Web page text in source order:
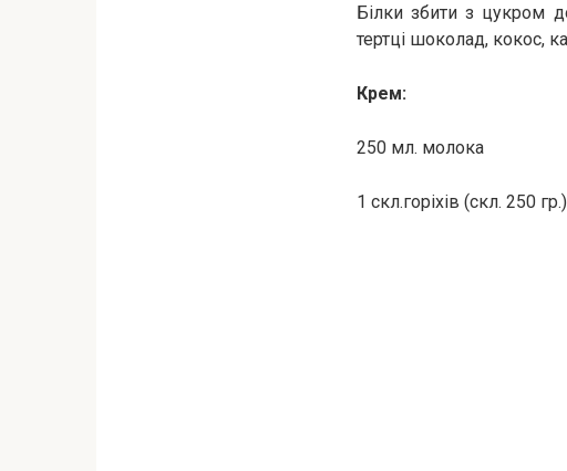
Білки збити з цукром
тертці шоколад, кокос,
Крем:
250 мл. молока
1 скл.горіхів (скл. 250